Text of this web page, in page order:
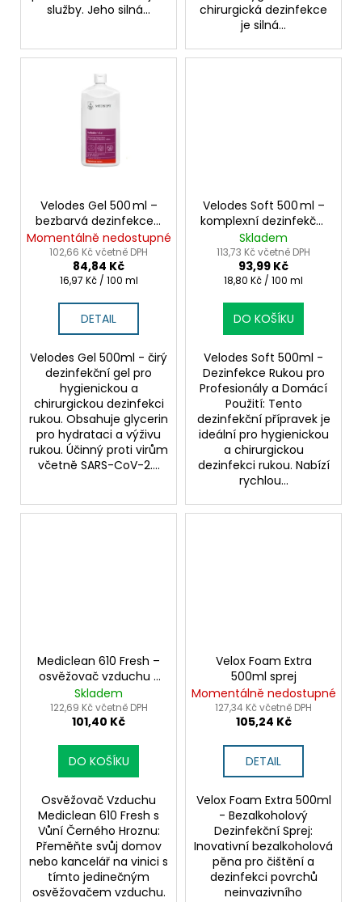
služby. Jeho silná...
chirurgická dezinfekce
je silná...
Velodes Gel 500 ml –
bezbarvá dezinfekce s
hydratačním účinkem
Momentálně nedostupné
102,66 Kč včetně DPH
84,84 Kč
Měrná
16,97 Kč / 100 ml
DETAIL
Velodes Gel 500ml - čirý
dezinfekční gel pro
hygienickou a
chirurgickou dezinfekci
rukou. Obsahuje glycerin
pro hydrataci a výživu
rukou. Účinný proti virům
včetně SARS-CoV-2....
Velodes Soft 500 ml –
komplexní dezinfekční
gel bez parfemace
Skladem
113,73 Kč včetně DPH
93,99 Kč
Měrná
18,80 Kč / 100 ml
DO KOŠÍKU
Velodes Soft 500ml -
Dezinfekce Rukou pro
Profesionály a Domácí
Použití: Tento
dezinfekční přípravek je
ideální pro hygienickou
a chirurgickou
dezinfekci rukou. Nabízí
rychlou...
Mediclean 610 Fresh –
osvěžovač vzduchu s
vůní černého hroznu
Skladem
122,69 Kč včetně DPH
101,40 Kč
DO KOŠÍKU
Osvěžovač Vzduchu
Mediclean 610 Fresh s
Vůní Černého Hroznu:
Přeměňte svůj domov
nebo kancelář na vinici s
tímto jedinečným
osvěžovačem vzduchu.
Velox Foam Extra
500ml sprej
Momentálně nedostupné
127,34 Kč včetně DPH
105,24 Kč
DETAIL
Velox Foam Extra 500ml
- Bezalkoholový
Dezinfekční Sprej:
Inovativní bezalkoholová
pěna pro čištění a
dezinfekci povrchů
neinvazivního